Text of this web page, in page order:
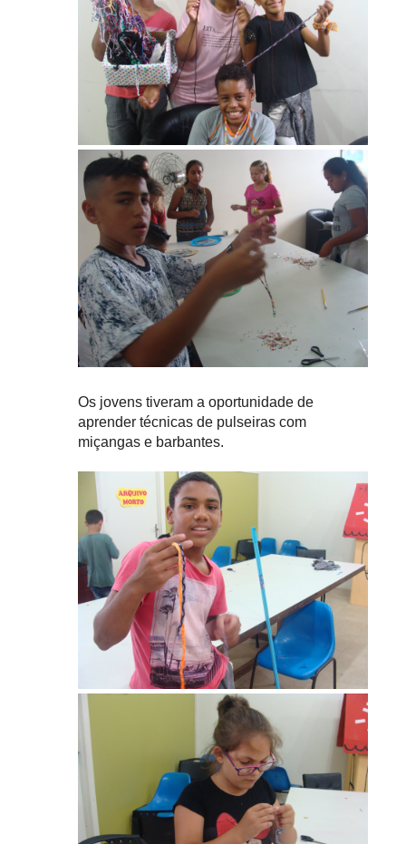
Os jovens tiveram a oportunidade de
aprender técnicas de pulseiras com
miçangas e barbantes.